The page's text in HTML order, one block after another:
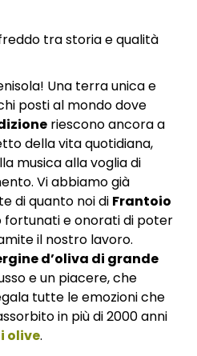
tra storia e qualità
Una terra unica e
posti al mondo dove
riescono ancora a
della vita quotidiana,
musica alla voglia di
Vi abbiamo già
di quanto noi di Frantoio
fortunati e onorati di poter
il nostro lavoro.
d’oliva di grande
e un piacere, che
tutte le emozioni che
in più di 2000 anni
olive.